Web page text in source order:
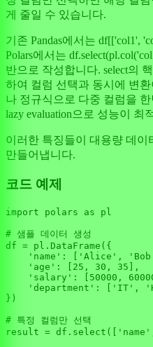
게 줄일 수 있습니다.
기존 Pandas에서는 df[['col1',
Polars에서는
반으로 작성합니다. select의
하여 컬럼 선택과 동시에 변
나 정규식으로 다중 컬럼을
lazy evaluation으로 성능이 최
이러한 특징들이 대용량 데
만들어냅니다.
코드 예제
import polars as pl
# 샘플 데이터 생성
df = pl.DataFrame({
'name' : [ 'Alice' ,
'age' : [ 25 , 30 , 35 ],
'salary' : [ 50000 ,
'department' : [ 'IT' ,
})
# 특정 컬럼만 선택
result = df.select([
'name'